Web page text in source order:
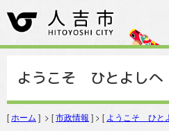
ようこそ ひとよしへ
[ ホーム ] > [市政情報 ] > [ ようこそ ひと